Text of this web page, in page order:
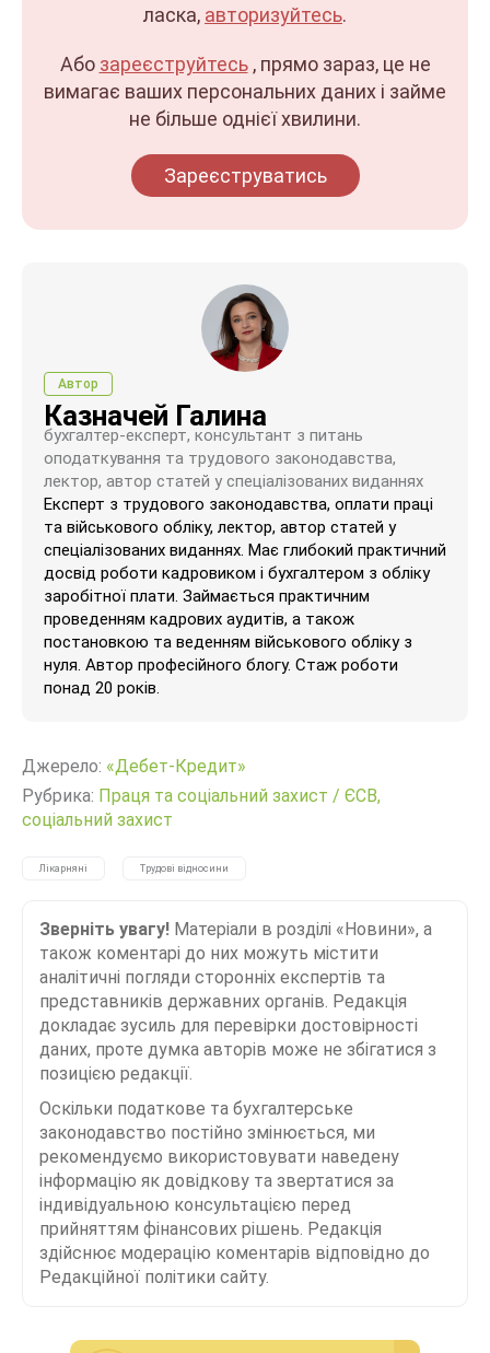
ласка, авторизуйтесь.
Або зареєструйтесь, прямо зараз, це не
вимагає ваших персональних даних і займе
не більше однієї хвилини.
Зареєструватись
Автор
Казначей Галина
бухгалтер-експерт, консультант з питань
оподаткування та трудового законодавства,
лектор, автор статей у спеціалізованих виданнях
Експерт з трудового законодавства, оплати праці
та військового обліку, лектор, автор статей у
спеціалізованих виданнях. Має глибокий практичний
досвід роботи кадровиком і бухгалтером з обліку
заробітної плати. Займається практичним
проведенням кадрових аудитів, а також
постановкою та веденням військового обліку з
нуля. Автор професійного блогу. Стаж роботи
понад 20 років.
Джерело: «Дебет-Кредит»
Рубрика: Праця та соціальний захист / ЄСВ,
соціальний захист
Лікарняні Трудові відносини
Зверніть увагу! Матеріали в розділі «Новини», а
також коментарі до них можуть містити
аналітичні погляди сторонніх експертів та
представників державних органів. Редакція
докладає зусиль для перевірки достовірності
даних, проте думка авторів може не збігатися з
позицією редакції.
Оскільки податкове та бухгалтерське
законодавство постійно змінюється, ми
рекомендуємо використовувати наведену
інформацію як довідкову та звертатися за
індивідуальною консультацією перед
прийняттям фінансових рішень. Редакція
здійснює модерацію коментарів відповідно до
Редакційної політики сайту.